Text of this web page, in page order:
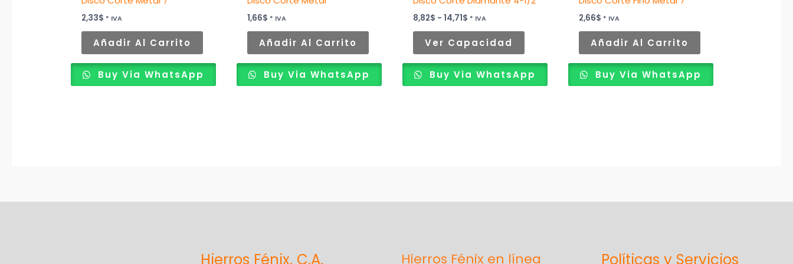
2,33$ * IVA
Añadir Al Carrito
Buy Via WhatsApp
1,66$ * IVA
Añadir Al Carrito
Buy Via WhatsApp
8,82$ - 14,71$ * IVA
Ver Capacidad
de
Buy Via WhatsApp
2,66$ * IVA
Añadir Al Carrito
Buy Via WhatsApp
Hierros Fénix, C.A. Políticas y Servicios